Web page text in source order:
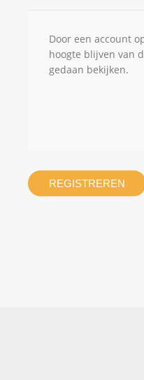
Door een account
hoogte blijven van
gedaan bekijken.
REGISTREREN